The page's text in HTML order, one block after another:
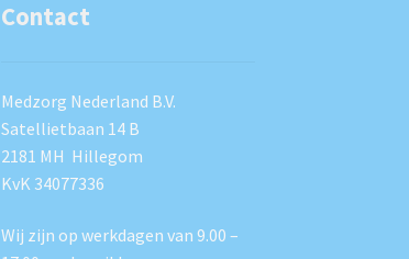
Contact
Medzorg Nederland B.V.
Satellietbaan 14 B
2181 MH Hillegom
KvK 34077336
Wij zijn op werkdagen van 9.00 –